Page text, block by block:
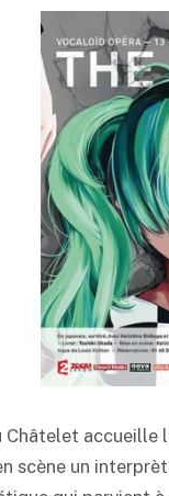
accueille
scène un